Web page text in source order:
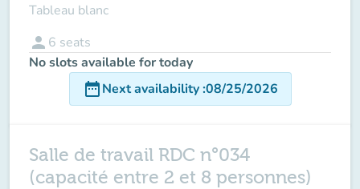
Tableau blanc
person 6 seats
No slots available for today
date_rangeNext availability:08/25/2026
Salle de travail RDC n°034
(capacité entre 2 et 8 personnes)